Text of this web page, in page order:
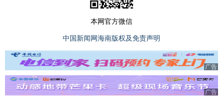
本网官方微信
中国新闻网海南版权及免责声明
广告
广告